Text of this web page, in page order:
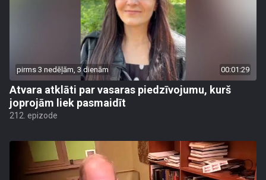
pirms 3 nedēļām, 3 dienām 00:01:29
Atvara atklāti par vasaras piedzīvojumu, kurš
joprojām liek pasmaidīt
212. epizode